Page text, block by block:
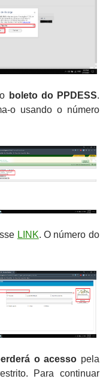
boleto do PPDESS.
o usando o número
LINK. O número do
o acesso pela
Para continuar